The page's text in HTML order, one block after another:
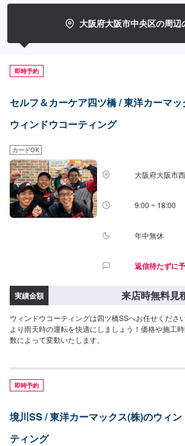
大阪府大阪市中央区の周辺
即時予約
セルフ＆カーケア四ツ橋 / 東洋カーマ
ウィンドウコーティング
カードOK
大阪府大阪市
9:00 ~ 18:00
年中無休
返信待たずに
実績金額 来店時無料見
ウィンドウコーティングは四ツ橋SSへお任せくださ
より雨天時の運転を快適にしましょう！価格や施工
数によって変動いたします。
即時予約
境川SS / 東洋カーマックス(株)のウィ
ティング